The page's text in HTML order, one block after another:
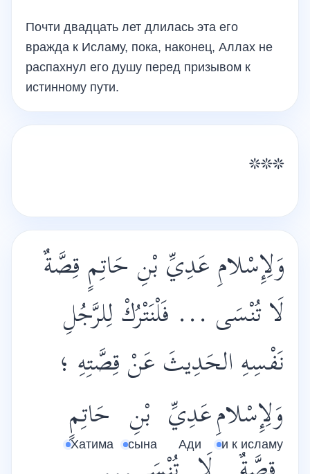
Почти двадцать лет длилась эта его
вражда к Исламу, пока, наконец, Аллах не
распахнул его душу перед призывом к
истинному пути.
***
وَلِإِسْلامِ عَدِيِّ بْنِ حَاتِمٍ قِصَّةٌ
لَا تُنْسَى ... فَلْنَتْرُكْ لِلرَّجُلِ
نَفْسِهِ الحَدِيثَ عَنْ قِصَّتِهِ ؛
وَلِإِسْلامِ
и к исламу
عَدِيِّ
Ади
بْنِ
сына
حَاتِمٍ
Хатима